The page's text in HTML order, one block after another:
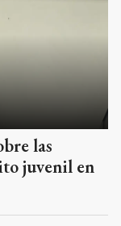
las
juvenil en